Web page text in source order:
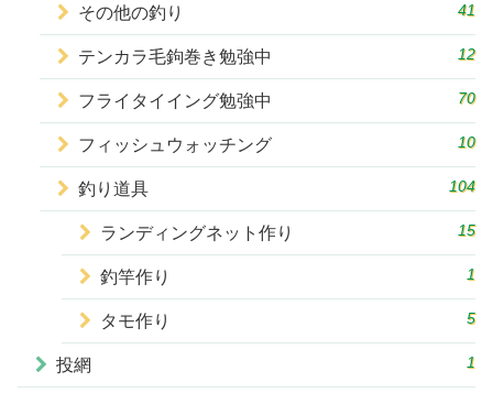
その他の釣り 41
テンカラ毛鉤巻き勉強中 12
フライタイイング勉強中 70
フィッシュウォッチング 10
釣り道具 104
ランディングネット作り 15
釣竿作り 1
タモ作り 5
投網 1